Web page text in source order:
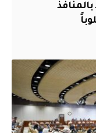
ضبط بالمنافذ